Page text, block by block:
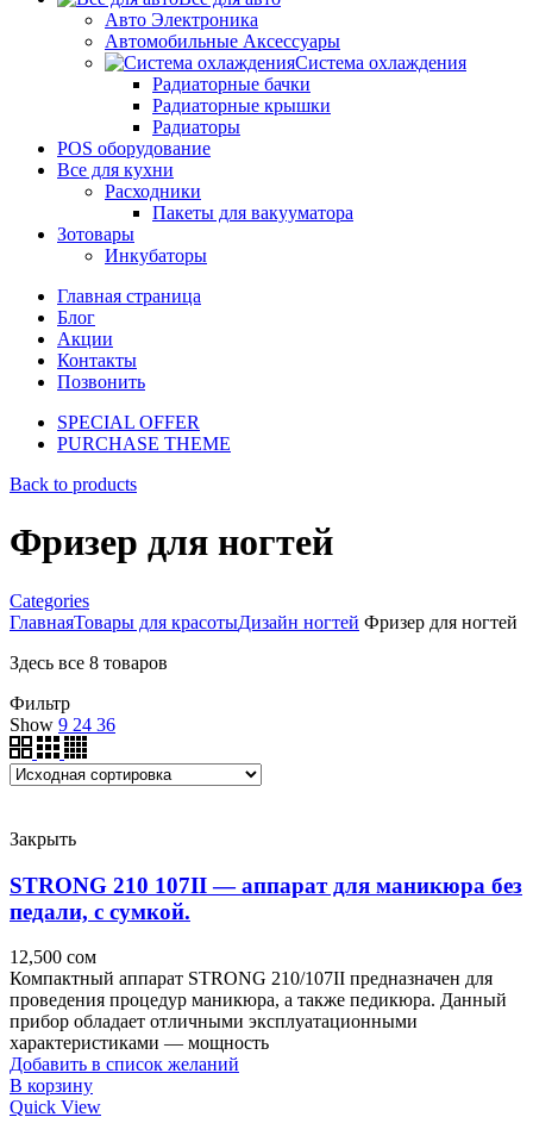
Авто Электроника
Автомобильные Аксессуары
Система охлаждения
Радиаторные бачки
Радиаторные крышки
Радиаторы
POS оборудование
Все для кухни
Расходники
Пакеты для вакууматора
Зотовары
Инкубаторы
Главная страница
Блог
Акции
Контакты
Позвонить
SPECIAL OFFER
PURCHASE THEME
Back to products
Фризер для ногтей
Categories
ГлавнаяТовары для красотыДизайн ногтей Фризер для ногтей
Здесь все 8 товаров
Фильтр
Show 9 24 36
Закрыть
STRONG 210 107II — аппарат для маникюра без
педали, с сумкой.
12,500 сом
Компактный аппарат STRONG 210/107II предназначен для
проведения процедур маникюра, а также педикюра. Данный
прибор обладает отличными эксплуатационными
характеристиками — мощность
Добавить в список желаний
В корзину
Quick View